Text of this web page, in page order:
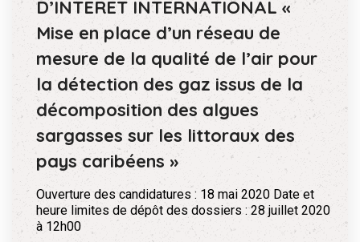
D’INTERET INTERNATIONAL «
Mise en place d’un réseau de
mesure de la qualité de l’air pour
la détection des gaz issus de la
décomposition des algues
sargasses sur les littoraux des
pays caribéens »
Ouverture des candidatures : 18 mai 2020 Date et
heure limites de dépôt des dossiers : 28 juillet 2020
à 12h00